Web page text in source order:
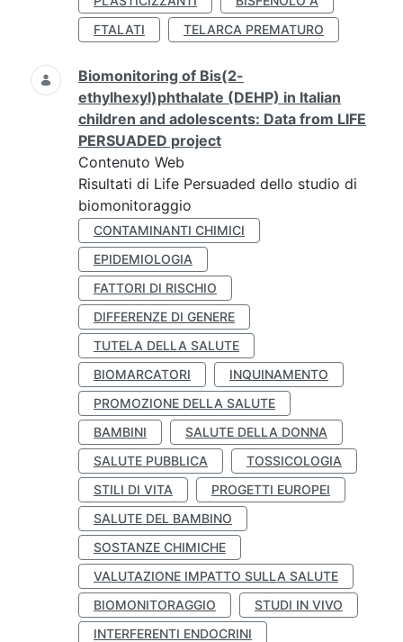
FTALATI
TELARCA PREMATURO
Biomonitoring of Bis(2-
ethylhexyl)phthalate (DEHP) in Italian
children and adolescents: Data from LIFE
PERSUADED project
Contenuto Web
Risultati di Life Persuaded dello studio di
biomonitoraggio
CONTAMINANTI CHIMICI
EPIDEMIOLOGIA
FATTORI DI RISCHIO
DIFFERENZE DI GENERE
TUTELA DELLA SALUTE
BIOMARCATORI
INQUINAMENTO
PROMOZIONE DELLA SALUTE
BAMBINI
SALUTE DELLA DONNA
SALUTE PUBBLICA
TOSSICOLOGIA
STILI DI VITA
PROGETTI EUROPEI
SALUTE DEL BAMBINO
SOSTANZE CHIMICHE
VALUTAZIONE IMPATTO SULLA SALUTE
BIOMONITORAGGIO
STUDI IN VIVO
INTERFERENTI ENDOCRINI